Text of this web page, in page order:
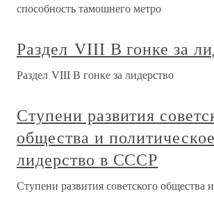
способность тамошнего метро
Раздел VIII В гонке за
Раздел VIII В гонке за лидерство
Ступени развития
общества и политическое
лидерство в СССР
Ступени развития советского общества